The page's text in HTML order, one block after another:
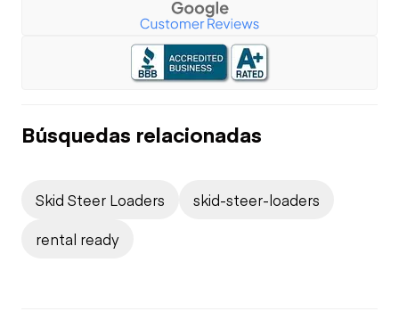
Búsquedas relacionadas
Skid Steer Loaders
skid-steer-loaders
rental ready